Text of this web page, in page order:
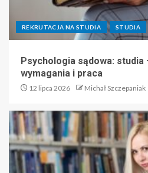
REKRUTACJA NA STUDIA STUDIA
Psychologia sądowa: studia
wymagania i praca
12 lipca 2026 Michał Szczepaniak